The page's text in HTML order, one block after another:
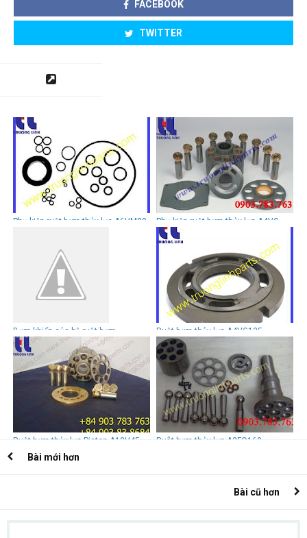
FACEBOOK
TWITTER
Phụ kiện ruột bơm thủy lực A6VM80
Phụ kiện ruột bơm thủy lực A4VG
Serie Rexroth- Uchida
Bơm khiển của bộ ruột bơm
A8VO140, A8VO160, A8VO200
Rexroth- Uchida
Ruột bơm thủy lực A4VG125
REXROTH-UCHIDA
Ruột bơm thủy lực Piston A10V45
Ruột bơm thủy lực A2FO160
Bài mới hơn
Bài cũ hơn